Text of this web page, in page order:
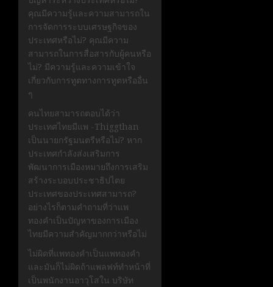
คุณมีความรู้และความสามารถใน
การจัดการระบบเศรษฐกิจของ
ประเทศหรือไม่? คุณมีความ
สามารถในการสื่อสารกับผู้คนหรือ
ไม่? มีความรู้และความเข้าใจ
เกี่ยวกับการทูตทางการทูตหรืออื่น
ๆ
คนไทยสามารถตอบได้ว่า
ประเทศไทยมีแพ -Thiggthan
เป็นนายกรัฐมนตรีหรือไม่? หาก
ประเทศกำลังส่งเสริมการ
พัฒนาการเมืองหมายถึงการเสริม
สร้างระบอบประชาธิปไตย
ประเทศของประเทศสามารถ?
อย่างไรก็ตามคำถามที่ว่าแพ
ทองคำเป็นปัญหาของการเมือง
ไทยมีความสำคัญมากกว่าหรือไม่
ไม่ผิดที่แพทองคำเป็นแพทองคำ
และมันก็ไม่ผิดถ้าแพลฟท์ทำหน้าที่
เป็นพนักงานอาวุโสใน บริษัท